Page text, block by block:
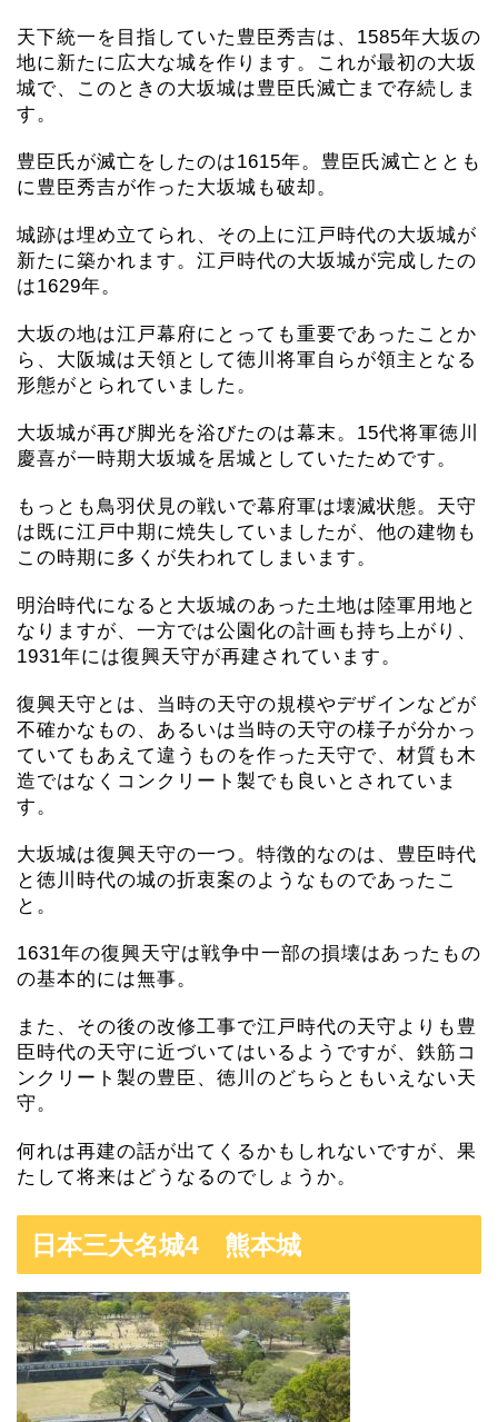
天下統一を目指していた豊臣秀吉は、1585年大坂の
地に新たに広大な城を作ります。これが最初の大坂
城で、このときの大坂城は豊臣氏滅亡まで存続しま
す。
豊臣氏が滅亡をしたのは1615年。豊臣氏滅亡ととも
に豊臣秀吉が作った大坂城も破却。
城跡は埋め立てられ、その上に江戸時代の大坂城が
新たに築かれます。江戸時代の大坂城が完成したの
は1629年。
大坂の地は江戸幕府にとっても重要であったことか
ら、大阪城は天領として徳川将軍自らが領主となる
形態がとられていました。
大坂城が再び脚光を浴びたのは幕末。15代将軍徳川
慶喜が一時期大坂城を居城としていたためです。
もっとも鳥羽伏見の戦いで幕府軍は壊滅状態。天守
は既に江戸中期に焼失していましたが、他の建物も
この時期に多くが失われてしまいます。
明治時代になると大坂城のあった土地は陸軍用地と
なりますが、一方では公園化の計画も持ち上がり、
1931年には復興天守が再建されています。
復興天守とは、当時の天守の規模やデザインなどが
不確かなもの、あるいは当時の天守の様子が分かっ
ていてもあえて違うものを作った天守で、材質も木
造ではなくコンクリート製でも良いとされていま
す。
大坂城は復興天守の一つ。特徴的なのは、豊臣時代
と徳川時代の城の折衷案のようなものであったこ
と。
1631年の復興天守は戦争中一部の損壊はあったもの
の基本的には無事。
また、その後の改修工事で江戸時代の天守よりも豊
臣時代の天守に近づいてはいるようですが、鉄筋コ
ンクリート製の豊臣、徳川のどちらともいえない天
守。
何れは再建の話が出てくるかもしれないですが、果
たして将来はどうなるのでしょうか。
日本三大名城4 熊本城